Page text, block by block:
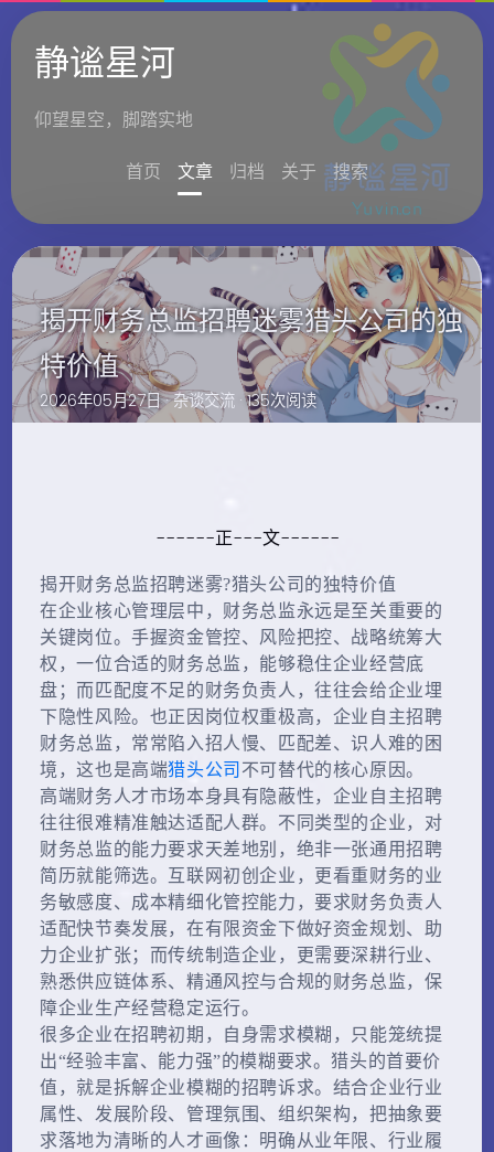
静谧星河
仰望星空，脚踏实地
首页
文章 归档 关于 搜索
揭开财务总监招聘迷雾猎头公司的独
特价值
2026年05月27日 ·杂谈交流 · 135次阅读
------正---文------
揭开财务总监招聘迷雾?猎头公司的独特价值
在企业核心管理层中，财务总监永远是至关重要的
关键岗位。手握资金管控、风险把控、战略统筹大
权，一位合适的财务总监，能够稳住企业经营底
盘；而匹配度不足的财务负责人，往往会给企业埋
下隐性风险。也正因岗位权重极高，企业自主招聘
财务总监，常常陷入招人慢、匹配差、识人难的困
境，这也是高端猎头公司 不可替代的核心原因。
高端财务人才市场本身具有隐蔽性，企业自主招聘
往往很难精准触达适配人群。不同类型的企业，对
财务总监的能力要求天差地别，绝非一张通用招聘
简历就能筛选。互联网初创企业，更看重财务的业
务敏感度、成本精细化管控能力，要求财务负责人
适配快节奏发展，在有限资金下做好资金规划、助
力企业扩张；而传统制造企业，更需要深耕行业、
熟悉供应链体系、精通风控与合规的财务总监，保
障企业生产经营稳定运行。
很多企业在招聘初期，自身需求模糊，只能笼统提
出“经验丰富、能力强”的模糊要求。猎头的首要价
值，就是拆解企业模糊的招聘诉求。结合企业行业
属性、发展阶段、管理氛围、组织架构，把抽象要
求落地为清晰的人才画像：明确从业年限、行业履